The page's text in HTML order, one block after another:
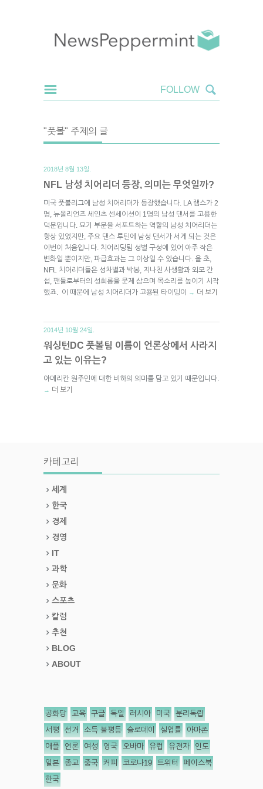
"풋볼" 주제의 글
2018년 8월 13일.
NFL 남성 치어리더 등장, 의미는 무엇일까?
미국 풋볼리그에 남성 치어리더가 등장했습니다. LA 램스가 2
명, 뉴올리언즈 세인츠 센세이션이 1명의 남성 댄서를 고용한
덕분입니다. 묘기 부분을 서포트하는 역할의 남성 치어리더는
항상 있었지만, 주요 댄스 루틴에 남성 댄서가 서게 되는 것은
이번이 처음입니다. 치어리딩팀 성별 구성에 있어 아주 작은
변화일 뿐이지만, 파급효과는 그 이상일 수 있습니다. 올 초,
NFL 치어리더들은 성차별과 박봉, 지나친 사생활과 외모 간
섭, 팬들로부터의 성희롱을 문제 삼으며 목소리를 높이기 시작
했죠. 이 때문에 남성 치어리더가 고용된 타이밍이
→ 더 보기
2014년 10월 24일.
워싱턴DC 풋볼팀 이름이 언론상에서 사라지
고 있는 이유는?
아메리칸 원주민에 대한 비하의 의미를 담고 있기 때문입니다.
→ 더 보기
카테고리
세계
한국
경제
경영
IT
과학
문화
스포츠
칼럼
추천
BLOG
ABOUT
공화당 교육 구글 독일 러시아 미국 분리독립
서평 선거 소득 불평등 슬로데이 실업률 아마존
애플 언론 여성 영국 오바마 유럽 유전자 인도
일본 종교 중국 커피 코로나19 트위터 페이스북
한국